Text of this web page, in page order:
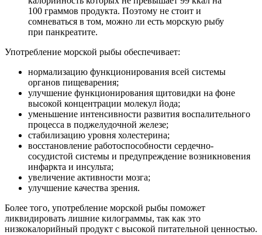
100 граммов продукта. Поэтому не стоит и
сомневаться в том, можно ли есть морскую рыбу
при панкреатите.
Употребление морской рыбы обеспечивает:
нормализацию функционирования всей системы
органов пищеварения;
улучшение функционирования щитовидки на фоне
высокой концентрации молекул йода;
уменьшение интенсивности развития воспалительного
процесса в поджелудочной железе;
стабилизацию уровня холестерина;
восстановление работоспособности сердечно-
сосудистой системы и предупреждение возникновения
инфаркта и инсульта;
увеличение активности мозга;
улучшение качества зрения.
Более того, употребление морской рыбы поможет
ликвидировать лишние килограммы, так как это
низкокалорийный продукт с высокой питательной ценностью.